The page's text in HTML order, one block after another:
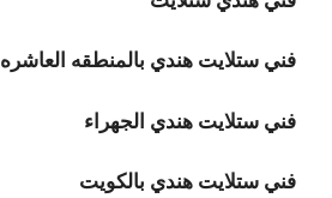
فني ستلايت هندي بالمنطقه العاشره
فني ستلايت هندي الجهراء
فني ستلايت هندي بالكويت